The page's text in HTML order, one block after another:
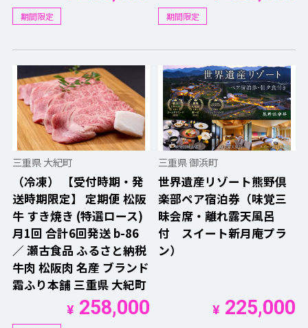
期間限定 期間限定
三重県 大紀町
（冷凍） 【受付時期・発
送時期限定】 定期便 松阪
牛 すき焼き (特選ロース)
月1回 合計6回発送 b-86
／ 瀬古食品 ふるさと納税
牛肉 松阪肉 名産 ブランド
霜ふり本舗 三重県 大紀町
¥258,000
三重県 御浜町
世界遺産リゾート熊野倶
楽部ペア宿泊券（味覚三
昧会席・離れ露天風呂
付 スイート新月庵プラ
ン）
¥225,000